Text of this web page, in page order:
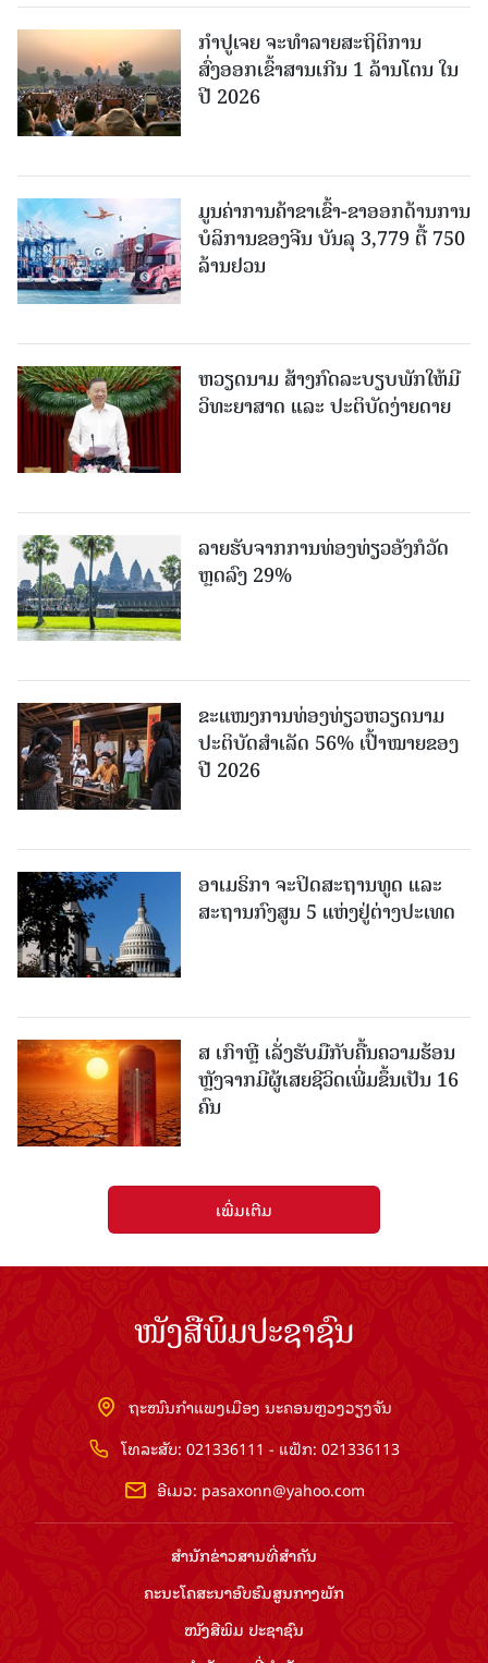
ກຳປູເຈຍ ຈະທຳລາຍສະຖິຕິການ
ສົ່ງອອກເຂົ້າສານເກີນ 1 ລ້ານໂຕນ ໃນ
ປີ 2026
ມູນຄ່າການຄ້າຂາເຂົ້າ-ຂາອອກດ້ານການ
ບໍລິການຂອງຈີນ ບັນລຸ 3,779 ຕື້ 750
ລ້ານຢວນ
ຫວຽດນາມ ສ້າງກົດລະບຽບພັກໃຫ້ມີ
ວິທະຍາສາດ ແລະ ປະຕິບັດງ່າຍດາຍ
ລາຍຮັບຈາກການທ່ອງທ່ຽວອັງກໍວັດ
ຫຼດລົງ 29%
ຂະ​ແໜງ​ການ​ທ່ອງ​ທ່ຽວຫວຽດນາມ ​
ປະ​ຕິ​ບັດ​ສຳ​ເລັດ 56% ເປົ້າ​ໝາຍຂອງ
ປີ 2026
ອາເມຣິກາ ຈະປິດສະຖານທູດ ແ​ລະ
ສະຖານກົງສູນ 5 ແຫ່ງ​ຢູ່​ຕ່າງ​ປະ​ເທດ
ສ ເກົາຫຼີ ເລັ່ງຮັບມືກັບຄື້ນຄວາມຮ້ອນ
ຫຼັງຈາກມີຜູ້ເສຍຊີວິດເພີ່ມຂຶ້ນເປັນ 16
ຄົນ
ເພີ່ມເຕີມ
ໜັງສືພິມປະຊາຊົນ
ຖະໜົນກຳແພງເມືອງ ນະຄອນຫຼວງວຽງຈັນ
ໂທລະສັບ: 021336111 - ແຟັກ: 021336113
ອີເມວ: pasaxonn@yahoo.com
ສຳ​ນັກ​ຂ່າວ​ສານ​ທີ່​ສຳ​ຄັນ​
ຄະນະໂຄສະນາອົບຮົມ​ສູນ​ກາງ​ພັກ
ໜັງສືພິມ ປະ​ຊາ​ຊົນ